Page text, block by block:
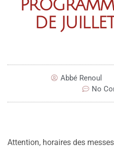
DE
Abbé Renoul
No
Attention, horaires des